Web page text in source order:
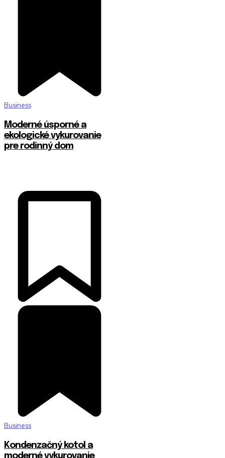
Business
Moderné úsporné a
ekologické vykurovanie
pre rodinný dom
Business
Kondenzačný kotol a
moderné vykurovanie